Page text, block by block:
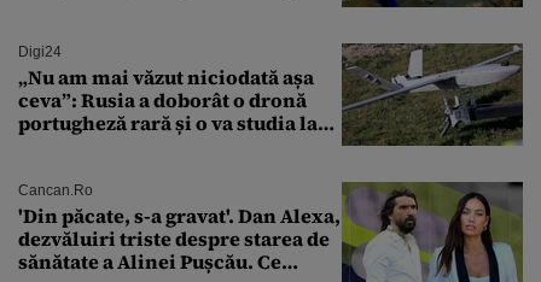
Digi24
„Nu am mai văzut niciodată așa
ceva”: Rusia a doborât o dronă
portugheză rară și o va studia la
Cancan.ro
'Din păcate, s-a gravat'. Dan Alexa,
dezvăluiri triste despre starea de
sănătate a Alinei Pușcău. Ce